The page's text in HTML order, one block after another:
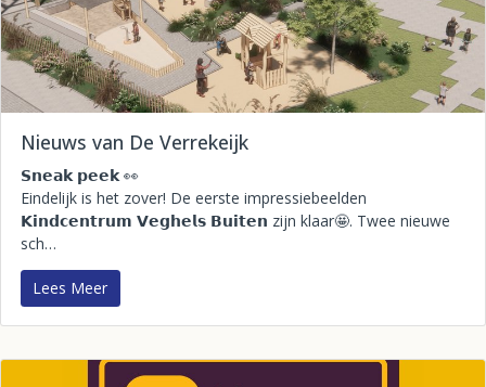
Nieuws van De Verrekeijk
𝗦𝗻𝗲𝗮𝗸 𝗽𝗲𝗲𝗸 👀
Eindelijk is het zover! De eerste impressiebeelden
𝗞𝗶𝗻𝗱𝗰𝗲𝗻𝘁𝗿𝘂𝗺 𝗩𝗲𝗴𝗵𝗲𝗹𝘀 𝗕𝘂𝗶𝘁𝗲𝗻 zijn klaar🤩. Twee nieuwe
sch…
Lees Meer